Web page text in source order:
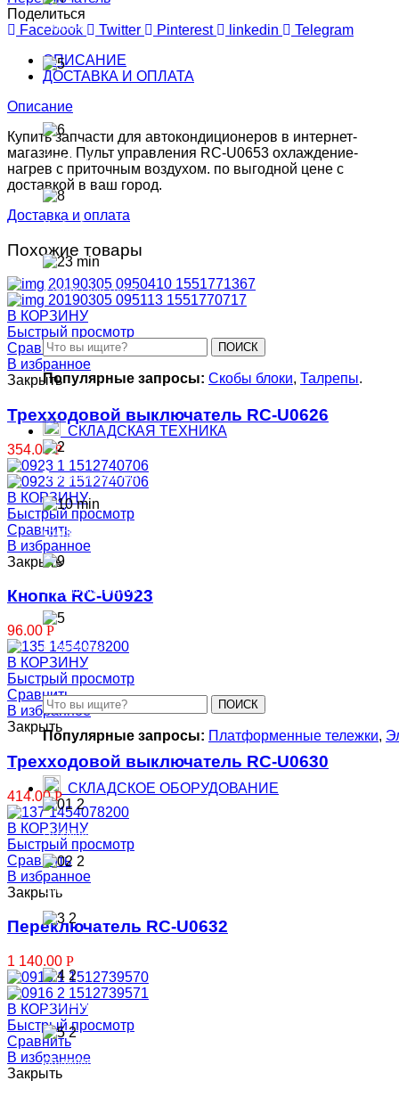
Стропы
Рым-гайки
Скобы-блоки
Зажимы для троса
ПОИСК
Популярные запросы: Скобы блоки, Талрепы.
СКЛАДСКАЯ ТЕХНИКА
Тележки складские
Столы подъемные
Сборщики заказов
Штабелеры
ПОИСК
Популярные запросы: Платформенные тележки,
СКЛАДСКОЕ ОБОРУДОВАНИЕ
Отбойники металлические для складов
Отбойники металлические для стен
Столбики
Ограждения
Поделиться
Facebook
Twitter Pinterest linkedin
Telegram
ОПИСАНИЕ
ДОСТАВКА И ОПЛАТА
Описание
Купить запчасти для автокондиционеров в интернет-
магазине. Пульт управления RC-U0653 охлаждение-
нагрев с приточным воздухом. по выгодной цене с
доставкой в ваш город.
Доставка и оплата
Похожие товары
В КОРЗИНУ
Быстрый просмотр
Сравнить
В избранное
Закрыть
Трехходовой выключатель RC-U0626
354.00Р
В КОРЗИНУ
Быстрый просмотр
Сравнить
В избранное
Закрыть
Кнопка RC-U0923
96.00 Р
В КОРЗИНУ
Быстрый просмотр
Сравнить
В избранное
Закрыть
Трехходовой выключатель RC-U0630
414.00Р
В КОРЗИНУ
Быстрый просмотр
Сравнить
В избранное
Закрыть
Переключатель RC-U0632
1 140.00 Р
В КОРЗИНУ
Быстрый просмотр
Сравнить
В избранное
Закрыть